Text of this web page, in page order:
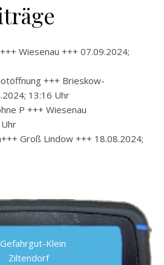
Wiesenau +++ 07.09.2024;
+++ Brieskow-
13:16 Uhr
P +++ Wiesenau
Groß Lindow +++ 18.08.2024;
Klein
Ziltendorf